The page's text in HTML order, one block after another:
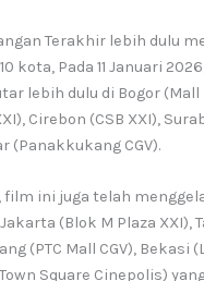
Terakhir lebih dulu
kota, Pada 11 Januari
lebih dulu di Bogor (Mall
Cirebon (CSB XXI),
(Panakkukang CGV).
film ini juga telah
(Blok M Plaza XXI),
(PTC Mall CGV), Bekasi
Square Cinepolis)